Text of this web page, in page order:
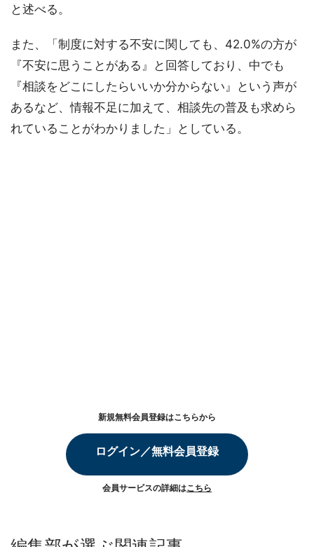
と述べる。
また、「制度に対する不安に関しても、42.0%の方が
『不安に思うことがある』と回答しており、中でも
『相談をどこにしたらいいか分からない』という声が
あるなど、情報不足に加えて、相談先の普及も求めら
れていることがわかりました」としている。
新規無料会員登録はこちらから
ログイン／無料会員登録
会員サービスの詳細はこちら